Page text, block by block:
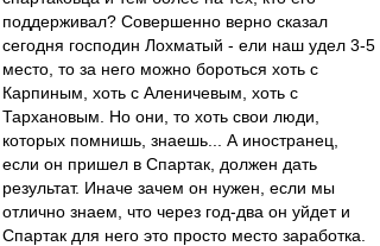
поддерживал? Совершенно верно сказал
сегодня господин Лохматый - ели наш удел 3-5
место, то за него можно бороться хоть с
Карпиным, хоть с Аленичевым, хоть с
Тархановым. Но они, то хоть свои люди,
которых помнишь, знаешь... А иностранец,
если он пришел в Спартак, должен дать
результат. Иначе зачем он нужен, если мы
отлично знаем, что через год-два он уйдет и
Спартак для него это просто место заработка.